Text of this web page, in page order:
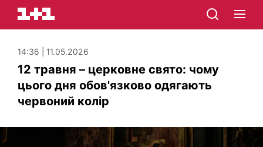
14:36 | 11.05.2026
12 травня – церковне свято: чому
цього дня обов'язково одягають
червоний колір